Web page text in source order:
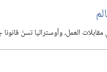
العمل،‏ وأوستراليا تسنّ